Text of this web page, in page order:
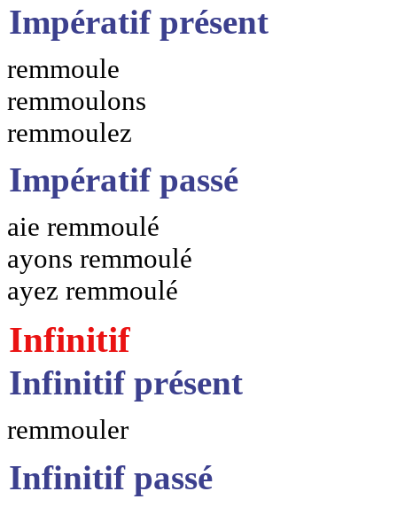
Impératif présent
remmoule
remmoulons
remmoulez
Impératif passé
aie remmoulé
ayons remmoulé
ayez remmoulé
Infinitif
Infinitif présent
remmouler
Infinitif passé